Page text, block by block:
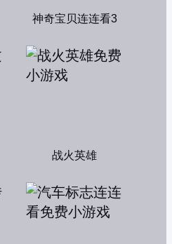
神奇宝贝连连看3
战火英雄